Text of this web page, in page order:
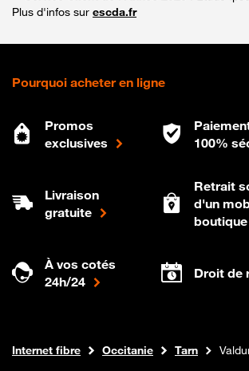
Plus d'infos sur escda.fr
Pourquoi acheter en ligne
Promos
exclusives
100%
Livraison
gratuite
Retrait
d'un
boutique
À vos cotés
24h/24
Droit de
Boutique Orange
Internet fibre Occitanie Tarn